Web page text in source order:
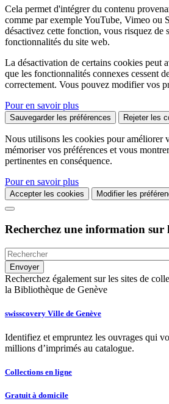
Cela permet d'intégrer du contenu
comme par exemple YouTube, Vimeo ou
désactivez cette fonction, vous risquez de
fonctionnalités du site web.
La désactivation de certains cookies peut
que les fonctionnalités connexes cessent
correctement. Vous pouvez modifier vos
Pour en savoir plus
Sauvegarder les préférences Rejeter les
Nous utilisons les cookies pour améliorer
mémoriser vos préférences et vous
pertinentes en conséquence.
Pour en savoir plus
Accepter les cookies Modifier les
Recherchez une information sur
Recherchez également sur les sites de
la Bibliothèque de Genève
swisscovery Ville de Genève
Identifiez et empruntez les ouvrages qui
millions d’imprimés au catalogue.
Collections en ligne
Gratuit à domicile